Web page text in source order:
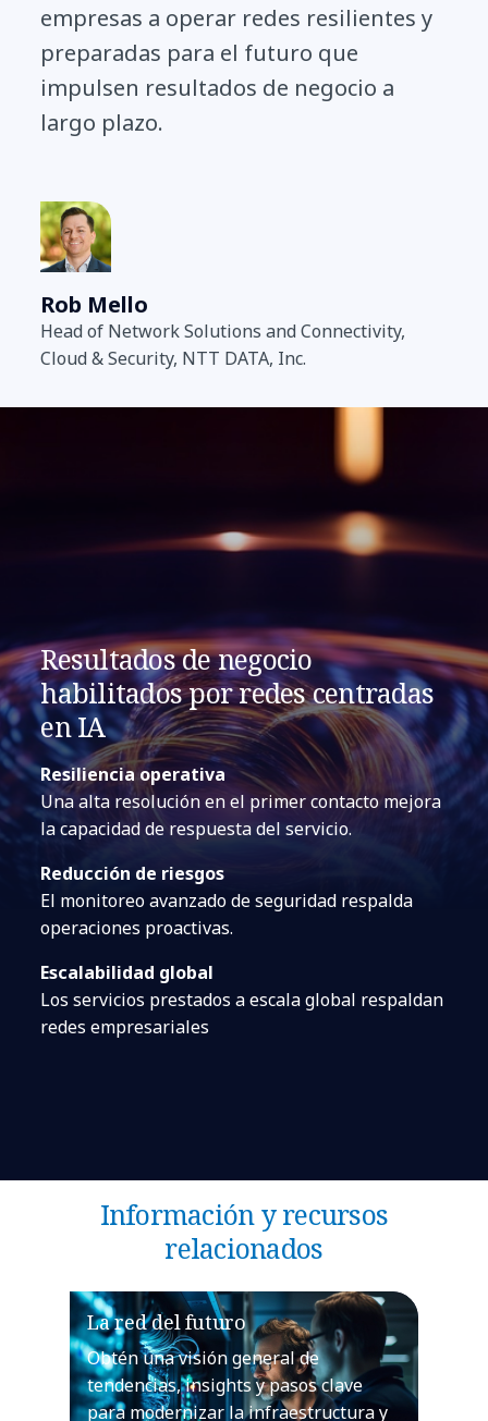
empresas a operar redes resilientes y
preparadas para el futuro que
impulsen resultados de negocio a
largo plazo.
Rob Mello
Head of Network Solutions and Connectivity,
Cloud & Security, NTT DATA, Inc.
Resultados de negocio
habilitados por redes centradas
en IA
Resiliencia operativa
Una alta resolución en el primer contacto mejora
la capacidad de respuesta del servicio.
Reducción de riesgos
El monitoreo avanzado de seguridad respalda
operaciones proactivas.
Escalabilidad global
Los servicios prestados a escala global respaldan
redes empresariales
Información y recursos
relacionados
La red del futuro
Obtén una visión general de
tendencias, insights y pasos clave
para modernizar la infraestructura y